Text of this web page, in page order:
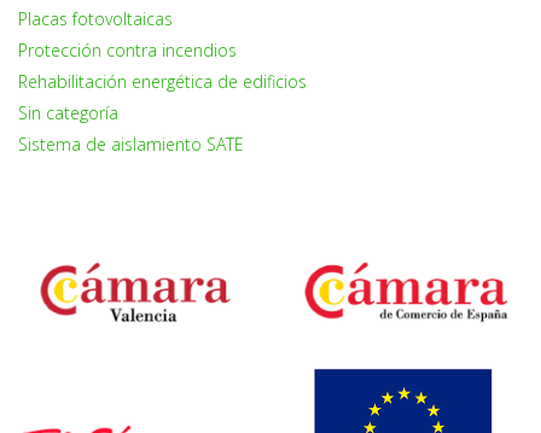
Placas fotovoltaicas
Protección contra incendios
Rehabilitación energética de edificios
Sin categoría
Sistema de aislamiento SATE